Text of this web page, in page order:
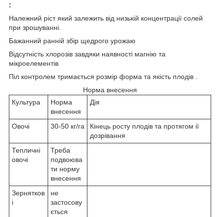
:
Належний ріст який залежить від низькій концентрації солей
при зрошуванні.
Бажанний ранній збір щедрого урожаю
Відсутність хлорозів завдяки наявності магнію та
мікроелементів
Піл контролем тримається розмір форма та якість плодів .
Норма внесення
Культура
Норма
внесення
Дія
Овочі 30-50 кг/га
Кінець росту плодів та протягом ії
дозрівання
Тепличні
овочі
Треба
подвоюва
ти норму
внесення
Зернятков
і
не
застосову
ється